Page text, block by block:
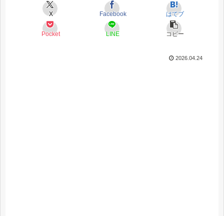
X Facebook はてブ
Pocket LINE コピー
2026.04.24